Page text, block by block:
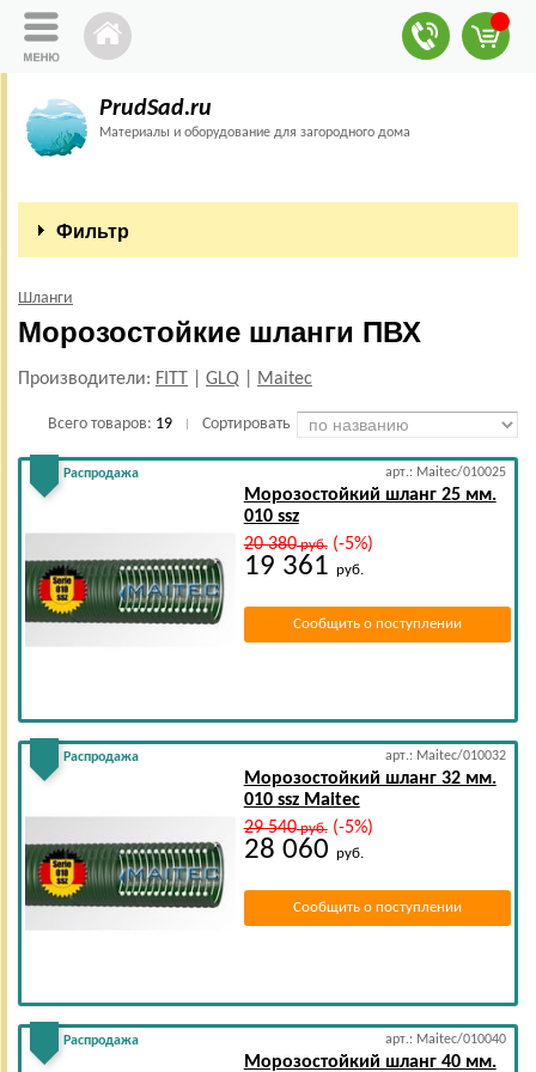
PrudSad.ru
Материалы и оборудование для загородного дома
Фильтр
Шланги
Морозостойкие шланги ПВХ
Производители: FITT GLQ Maitec
Всего товаров: 19 Сортировать
Распродажа арт.: Maitec/010025
Морозостойкий шланг 25 мм.
010 ssz
20 380руб.(-5%)
19 361 руб.
Сообщить о поступлении
Распродажа арт.: Maitec/010032
Морозостойкий шланг 32 мм.
010 ssz Maitec
29 540руб.(-5%)
28 060 руб.
Сообщить о поступлении
Распродажа арт.: Maitec/010040
Морозостойкий шланг 40 мм.